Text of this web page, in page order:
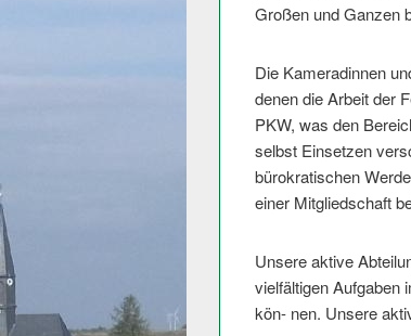
Großen und Ganzen
Die Kameradinnen
denen die Arbeit der
PKW, was den
selbst Einsetzen
bürokratischen
einer Mitgliedschaft
Unsere aktive
vielfältigen Aufgaben
kön- nen. Unsere